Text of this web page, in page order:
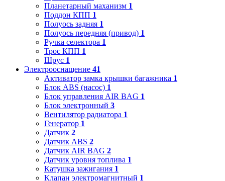
Планетарный маханизм 1
Поддон КПП 1
Полуось задняя 1
Полуось передняя (привод) 1
Ручка селектора 1
Трос КПП 1
Шрус 1
Электрооснащение 41
Активатор замка крышки багажника 1
Блок ABS (насос) 1
Блок управления AIR BAG 1
Блок электронный 3
Вентилятор радиатора 1
Генератор 1
Датчик 2
Датчик ABS 2
Датчик AIR BAG 2
Датчик уровня топлива 1
Катушка зажигания 1
Клапан электромагнитный 1